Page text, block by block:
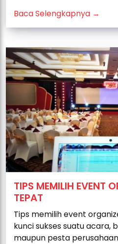
Baca Selengkapnya →
TIPS MEMILIH EVENT
TEPAT
Tips memilih event
kunci sukses suatu acara,
maupun pesta